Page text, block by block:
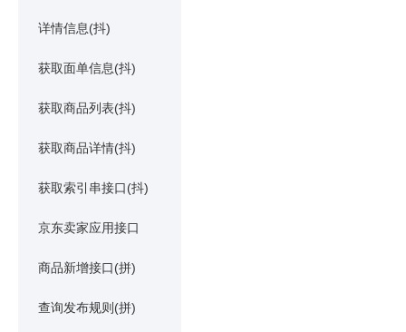
详情信息(抖)
获取面单信息(抖)
获取商品列表(抖)
获取商品详情(抖)
获取索引串接口(抖)
京东卖家应用接口
商品新增接口(拼)
查询发布规则(拼)